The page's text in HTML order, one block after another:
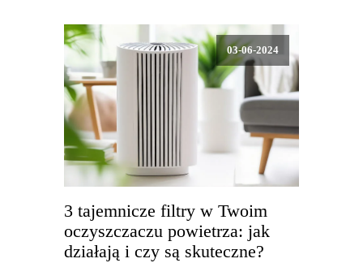
03-06-2024
3 tajemnicze filtry w Twoim
oczyszczaczu powietrza: jak
działają i czy są skuteczne?